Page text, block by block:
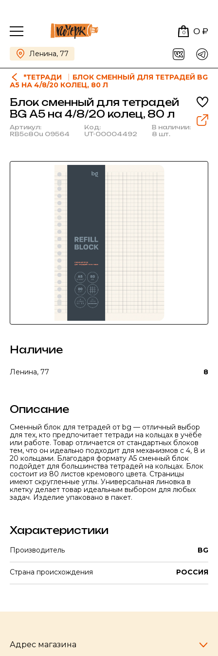
0 0 ₽
Ленина, 77
*ТЕТРАДИ
БЛОК СМЕННЫЙ ДЛЯ ТЕТРАДЕЙ BG
А5 НА 4/8/20 КОЛЕЦ, 80 Л
Блок сменный для тетрадей
BG А5 на 4/8/20 колец, 80 л
Артикул:
RB5c80u 09564
Код:
UT-00004492
В наличии:
8 шт.
Наличие
Ленина, 77 8
Описание
Сменный блок для тетрадей от bg — отличный выбор
для тех, кто предпочитает тетради на кольцах в учёбе
или работе. Товар отличается от стандартных блоков
тем, что он идеально подходит для механизмов с 4, 8 и
20 кольцами. Благодаря формату А5 сменный блок
подойдет для большинства тетрадей на кольцах. Блок
состоит из 80 листов кремового цвета. Страницы
имеют скругленные углы. Универсальная линовка в
клетку делает товар идеальным выбором для любых
задач. Изделие упаковано в пакет.
Характеристики
Производитель BG
Страна происхождения РОССИЯ
Адрес магазина